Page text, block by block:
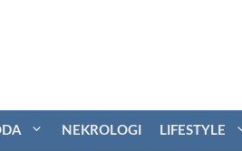
NEKROLOGI LIFESTYLE